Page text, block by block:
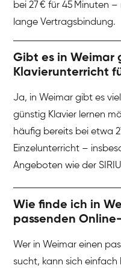
bei 27 € für 45 Minuten
lange Vertragsbindung.
Gibt es in Weimar
Klavierunterricht
Ja, in Weimar gibt es
günstig Klavier lernen
häufig bereits bei etwa
Einzelunterricht –
Angeboten wie der
Wie finde ich in
passenden
Wer in Weimar einen
sucht, kann sich einfach